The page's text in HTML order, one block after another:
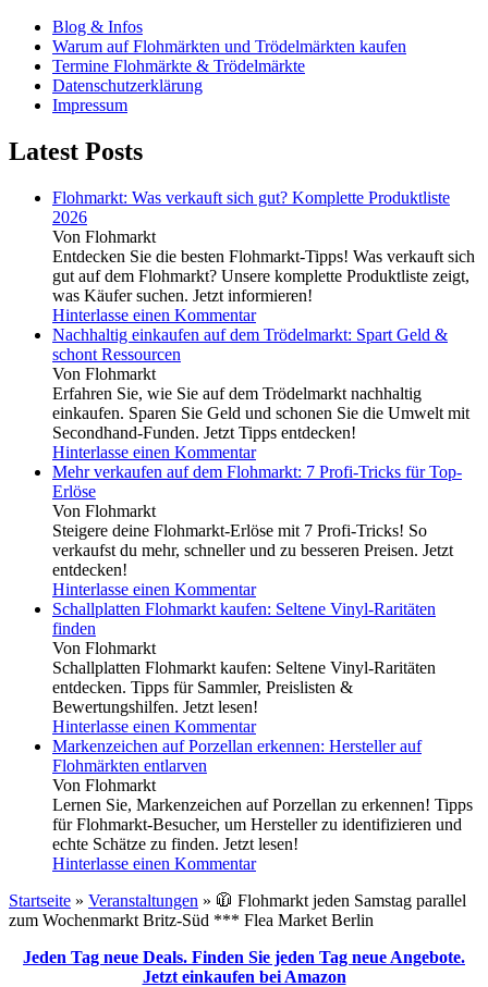
Blog & Infos
Warum auf Flohmärkten und Trödelmärkten kaufen
Termine Flohmärkte & Trödelmärkte
Datenschutzerklärung
Impressum
Latest Posts
Flohmarkt: Was verkauft sich gut? Komplette Produktliste
2026
Von Flohmarkt
Entdecken Sie die besten Flohmarkt-Tipps! Was verkauft sich
gut auf dem Flohmarkt? Unsere komplette Produktliste zeigt,
was Käufer suchen. Jetzt informieren!
Hinterlasse einen Kommentar
Nachhaltig einkaufen auf dem Trödelmarkt: Spart Geld &
schont Ressourcen
Von Flohmarkt
Erfahren Sie, wie Sie auf dem Trödelmarkt nachhaltig
einkaufen. Sparen Sie Geld und schonen Sie die Umwelt mit
Secondhand-Funden. Jetzt Tipps entdecken!
Hinterlasse einen Kommentar
Mehr verkaufen auf dem Flohmarkt: 7 Profi-Tricks für Top-
Erlöse
Von Flohmarkt
Steigere deine Flohmarkt-Erlöse mit 7 Profi-Tricks! So
verkaufst du mehr, schneller und zu besseren Preisen. Jetzt
entdecken!
Hinterlasse einen Kommentar
Schallplatten Flohmarkt kaufen: Seltene Vinyl-Raritäten
finden
Von Flohmarkt
Schallplatten Flohmarkt kaufen: Seltene Vinyl-Raritäten
entdecken. Tipps für Sammler, Preislisten &
Bewertungshilfen. Jetzt lesen!
Hinterlasse einen Kommentar
Markenzeichen auf Porzellan erkennen: Hersteller auf
Flohmärkten entlarven
Von Flohmarkt
Lernen Sie, Markenzeichen auf Porzellan zu erkennen! Tipps
für Flohmarkt-Besucher, um Hersteller zu identifizieren und
echte Schätze zu finden. Jetzt lesen!
Hinterlasse einen Kommentar
Startseite » Veranstaltungen » 🧥 Flohmarkt jeden Samstag parallel
zum Wochenmarkt Britz-Süd *** Flea Market Berlin
Jeden Tag neue Deals. Finden Sie jeden Tag neue Angebote.
Jetzt einkaufen bei Amazon